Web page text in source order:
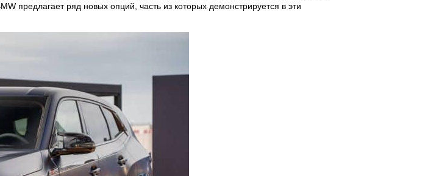
предлагает ряд новых опций, часть из которых демонстрируется в эти